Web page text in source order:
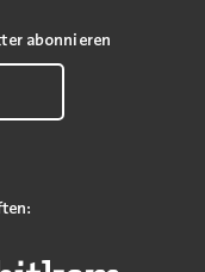
abonnieren